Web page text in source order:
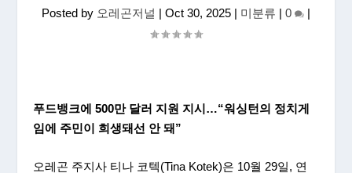
Posted by 오레곤저널 | Oct 30, 2025 | 미분류 | 0 |
푸드뱅크에 500만 달러 지원 지시…“워싱턴의 정치게
임에 주민이 희생돼선 안 돼”
오레곤 주지사 티나 코텍(Tina Kotek)은 10월 29일, 연